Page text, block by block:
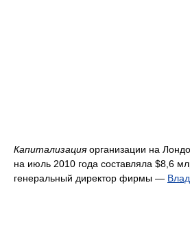
Капитализацияорганизации на
на июль 2010 года составляла $8,6
генеральный директор фирмы —